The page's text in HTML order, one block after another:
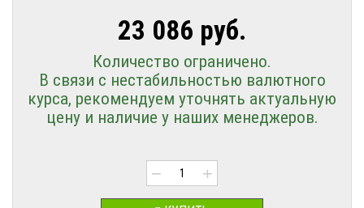
23 086 руб.
Количество ограничено.
В связи с нестабильностью валютного
курса, рекомендуем уточнять актуальную
цену и наличие у наших менеджеров.
− +